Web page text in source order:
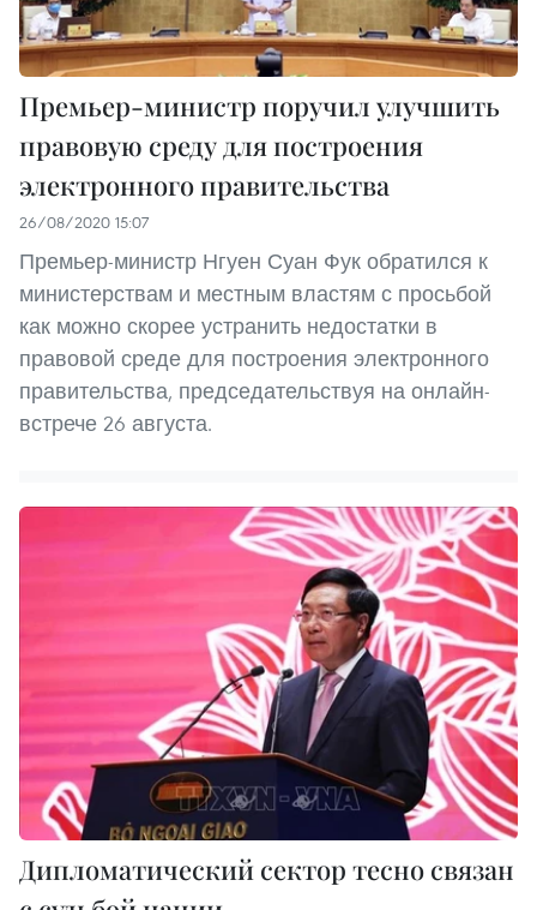
Премьер-министр поручил улучшить
правовую среду для построения
электронного правительства
26/08/2020 15:07
Премьер-министр Нгуен Суан Фук обратился к
министерствам и местным властям с просьбой
как можно скорее устранить недостатки в
правовой среде для построения электронного
правительства, председательствуя на онлайн-
встрече 26 августа.
Дипломатический сектор тесно связан